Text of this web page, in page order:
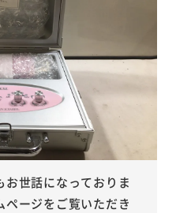
世話になっておりま
ージをご覧いただき